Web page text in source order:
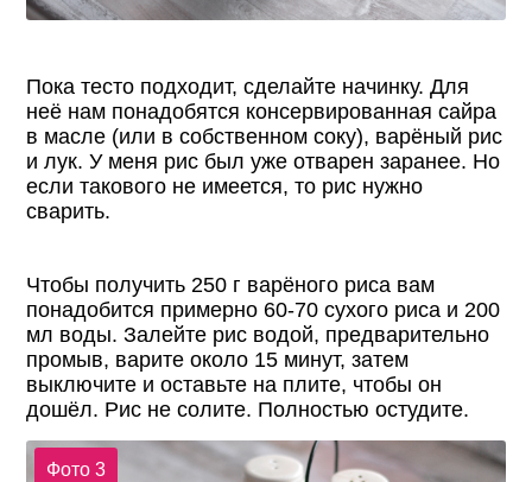
Пока тесто подходит, сделайте начинку. Для
неё нам понадобятся консервированная сайра
в масле (или в собственном соку), варёный рис
и лук. У меня рис был уже отварен заранее. Но
если такового не имеется, то рис нужно
сварить.
Чтобы получить 250 г варёного риса вам
понадобится примерно 60-70 сухого риса и 200
мл воды. Залейте рис водой, предварительно
промыв, варите около 15 минут, затем
выключите и оставьте на плите, чтобы он
дошёл. Рис не солите. Полностью остудите.
Фото 3